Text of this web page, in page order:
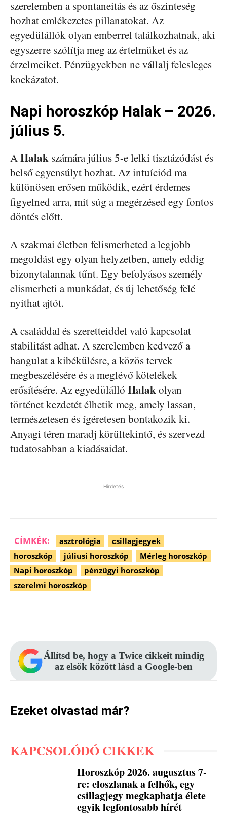
szerelemben a spontaneitás és az őszinteség
hozhat emlékezetes pillanatokat. Az
egyedülállók olyan emberrel találkozhatnak, aki
egyszerre szólítja meg az értelmüket és az
érzelmeiket. Pénzügyekben ne vállalj felesleges
kockázatot.
Napi horoszkóp Halak – 2026.
július 5.
AHalak számára július 5-e lelki tisztázódást és
belső egyensúlyt hozhat. Az intuíciód ma
különösen erősen működik, ezért érdemes
figyelned arra, mit súg a megérzésed egy fontos
döntés előtt.
A szakmai életben felismerheted a legjobb
megoldást egy olyan helyzetben, amely eddig
bizonytalannak tűnt. Egy befolyásos személy
elismerheti a munkádat, és új lehetőség felé
nyithat ajtót.
A családdal és szeretteiddel való kapcsolat
stabilitást adhat. A szerelemben kedvező a
hangulat a kibékülésre, a közös tervek
megbeszélésére és a meglévő kötelékek
erősítésére. Az egyedülálló Halakolyan
történet kezdetét élhetik meg, amely lassan,
természetesen és ígéretesen bontakozik ki.
Anyagi téren maradj körültekintő, és szervezd
tudatosabban a kiadásaidat.
Hirdetés
CÍMKÉK: asztrológia
csillagjegyek
horoszkóp
júliusi horoszkóp
Mérleg horoszkóp
Napi horoszkóp
pénzügyi horoszkóp
szerelmi horoszkóp
Állítsd be, hogy a Twice cikkeit mindig
az elsők között lásd a Google-ben
Ezeket olvastad már?
KAPCSOLÓDÓ CIKKEK
Horoszkóp 2026. augusztus 7-
re: eloszlanak a felhők, egy
csillagjegy megkaphatja élete
egyik legfontosabb hírét